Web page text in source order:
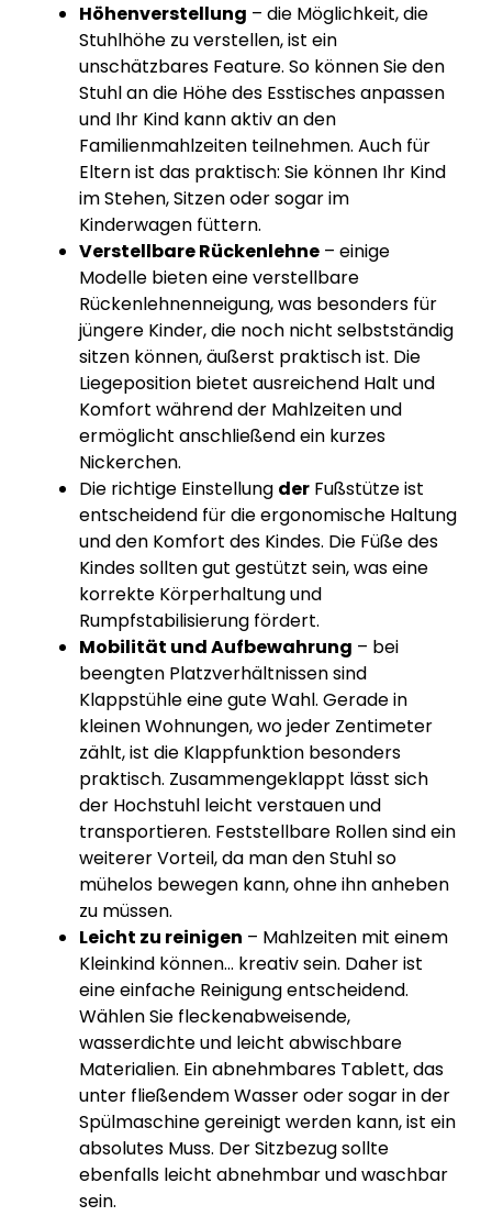
Höhenverstellung – die Möglichkeit, die
Stuhlhöhe zu verstellen, ist ein
unschätzbares Feature. So können Sie den
Stuhl an die Höhe des Esstisches anpassen
und Ihr Kind kann aktiv an den
Familienmahlzeiten teilnehmen. Auch für
Eltern ist das praktisch: Sie können Ihr Kind
im Stehen, Sitzen oder sogar im
Kinderwagen füttern.
Verstellbare Rückenlehne – einige
Modelle bieten eine verstellbare
Rückenlehnenneigung, was besonders für
jüngere Kinder, die noch nicht selbstständig
sitzen können, äußerst praktisch ist. Die
Liegeposition bietet ausreichend Halt und
Komfort während der Mahlzeiten und
ermöglicht anschließend ein kurzes
Nickerchen.
Die richtige Einstellung der Fußstütze ist
entscheidend für die ergonomische Haltung
und den Komfort des Kindes. Die Füße des
Kindes sollten gut gestützt sein, was eine
korrekte Körperhaltung und
Rumpfstabilisierung fördert.
Mobilität und Aufbewahrung – bei
beengten Platzverhältnissen sind
Klappstühle eine gute Wahl. Gerade in
kleinen Wohnungen, wo jeder Zentimeter
zählt, ist die Klappfunktion besonders
praktisch. Zusammengeklappt lässt sich
der Hochstuhl leicht verstauen und
transportieren. Feststellbare Rollen sind ein
weiterer Vorteil, da man den Stuhl so
mühelos bewegen kann, ohne ihn anheben
zu müssen.
Leicht zu reinigen – Mahlzeiten mit einem
Kleinkind können... kreativ sein. Daher ist
eine einfache Reinigung entscheidend.
Wählen Sie fleckenabweisende,
wasserdichte und leicht abwischbare
Materialien. Ein abnehmbares Tablett, das
unter fließendem Wasser oder sogar in der
Spülmaschine gereinigt werden kann, ist ein
absolutes Muss. Der Sitzbezug sollte
ebenfalls leicht abnehmbar und waschbar
sein.